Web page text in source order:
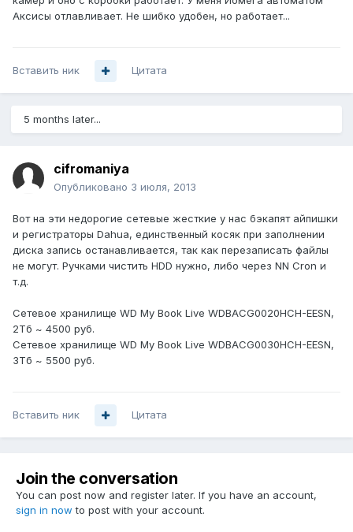
Аксисы отлавливает. Не шибко удобен, но работает...
Вставить ник Цитата
5 months later...
cifromaniya
Опубликовано 3 июля, 2013
Вот на эти недорогие сетевые жесткие у нас бэкапят айпишки
и регистраторы Dahua, единственный косяк при заполнении
диска запись останавливается, так как перезаписать файлы
не могут. Ручками чистить HDD нужно, либо через NN Cron и
т.д.
Сетевое хранилище WD My Book Live WDBACG0020HCH-EESN,
2Тб ~ 4500 руб.
Сетевое хранилище WD My Book Live WDBACG0030HCH-EESN,
3Тб ~ 5500 руб.
Вставить ник Цитата
Join the conversation
You can post now and register later. If you have an account,
sign in now to post with your account.